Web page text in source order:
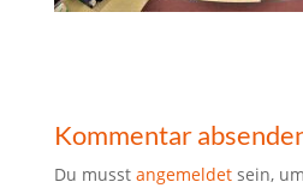
Kommentar
Du musst angemeldetsein,